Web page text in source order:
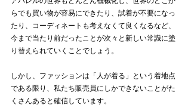
らでも買い物が容易にできたり、試着が不要になっ
たり、コーディネートも考えなくて良くなるなど、
今まで当たり前だったことが次々と新しい常識に塗
り替えられていくことでしょう。
しかし、ファッションは「人が着る」という着地点
である限り、私たち販売員にしかできないことがた
くさんあると確信しています。